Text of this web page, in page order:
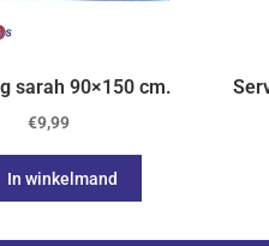
sarah 90×150 cm.
€9,99
In winkelmand